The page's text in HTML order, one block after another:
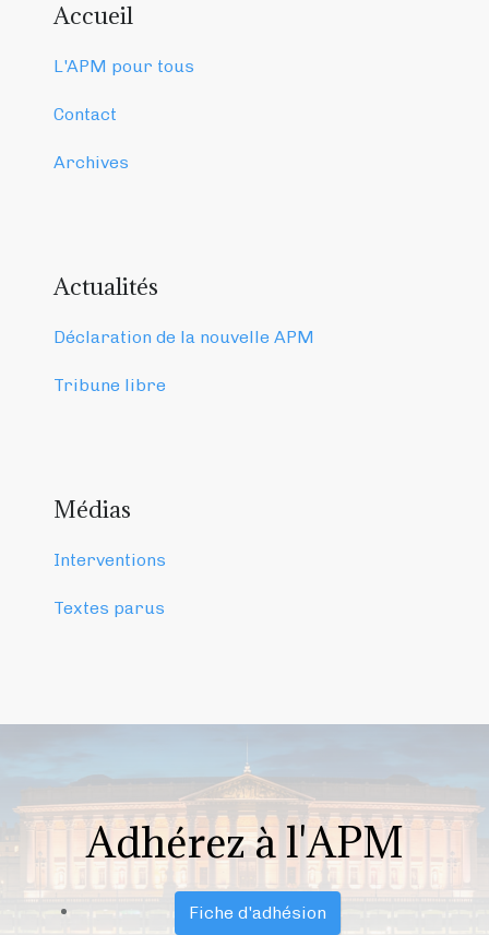
Accueil
L'APM pour tous
Contact
Archives
Actualités
Déclaration de la nouvelle APM
Tribune libre
Médias
Interventions
Textes parus
Adhérez à l'APM
Fiche d'adhésion